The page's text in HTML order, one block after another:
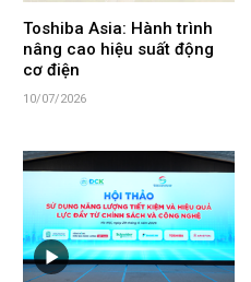
Toshiba Asia: Hành trình
nâng cao hiệu suất động
cơ điện
10/07/2026